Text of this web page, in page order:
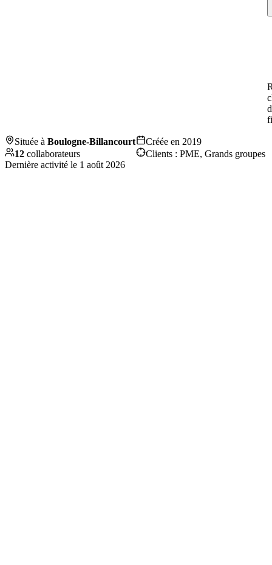
Située à Boulogne-Billancourt Créée en 2019
12 collaborateurs Clients : PME, Grands groupes
Dernière activité le 1 août 2026